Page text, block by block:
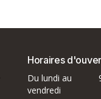
Horaires
Du lundi au
vendredi